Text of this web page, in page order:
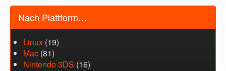
Nach Plattform…
Linux (19)
Mac (81)
Nintendo 3DS (16)